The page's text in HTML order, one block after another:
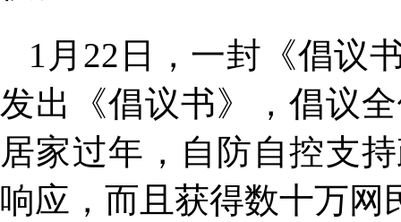
1月22日，一封《倡议
发出《倡议书》，倡议
居家过年，自防自控支
响应，而且获得数十万网